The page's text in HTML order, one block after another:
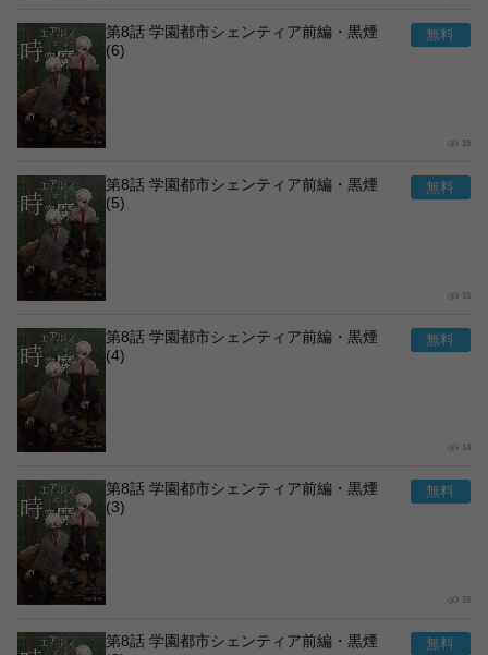
第8話 学園都市シェンティア前編・黒煙
(6)
15
第8話 学園都市シェンティア前編・黒煙
(5)
15
第8話 学園都市シェンティア前編・黒煙
(4)
14
第8話 学園都市シェンティア前編・黒煙
(3)
15
第8話 学園都市シェンティア前編・黒煙